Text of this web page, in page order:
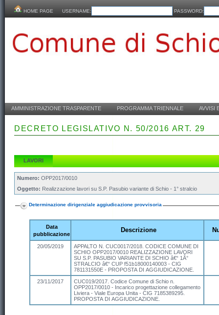
HOME PAGE USERNAME: PASSWORD:
AMMINISTRAZIONE TRASPARENTE PROGRAMMA TRIENNALE AVVISI
DECRETO LEGISLATIVO N. 50/2016 ART. 29
LAVORI
Numero: OPP2017/0010
Oggetto: Realizzazione lavori su S.P. Pasubio variante di Schio - 1° stralcio
Determinazione dirigenziale aggiudicazione provvisoria
Data
pubblicazione
Descrizione
20/05/2019
APPALTO N. CUC0017/2018. CODICE COMUNE DI
SCHIO OPP2017/0010 REALIZZAZIONE LAVORI
SU S.P. PASUBIO VARIANTE DI SCHIO â€“ 1Â°
STRALCIO â€“ CUP f51b18000140003 - CIG
781131550E - PROPOSTA DI AGGIUDICAZIONE.
23/11/2017
CUC019/2017. Codice Comune di Schio n.
OPP2017/0010 - Incarico progettazione collegamento
Liviera - Viale Europa Unita - CIG 7185389295.
PROPOSTA DI AGGIUDICAZIONE.